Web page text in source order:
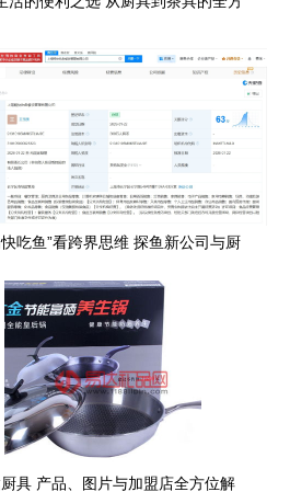
快吃鱼”看跨界思维 探鱼新公司与厨
具 产品、图片与加盟店全方位解